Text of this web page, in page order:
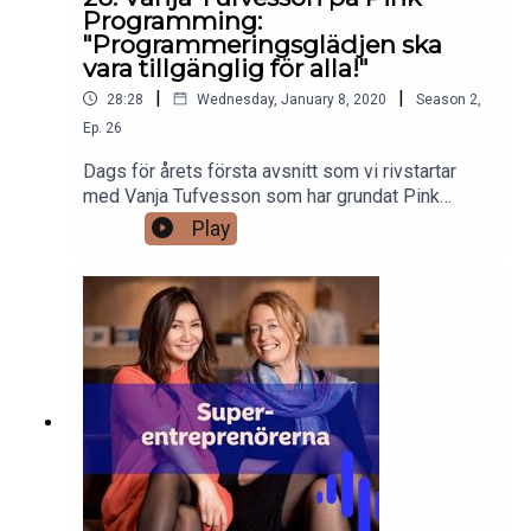
Programming:
"Programmeringsglädjen ska
vara tillgänglig för alla!"
28:28 | Wednesday, January 8, 2020 | Season 2
Ep. 26
Dags för årets första avsnitt som vi rivstartar
med Vanja Tufvesson som har grundat Pink
Programming.Hur kan du som tjej lära dig
programmeringsgrunderna? Hur kan du som
Och vad kan vi tillsammans göra för att
åstadkomma en förändring?Pink Programming är
en ideell förening vars mål är att fler kvinnor ska
programmera. Föreningen arbetar för en
programmeringsvärld där kvinnor är lika självklara
som män. Programmeringsglädjen ska vara
tillgänglig för alla!
Play